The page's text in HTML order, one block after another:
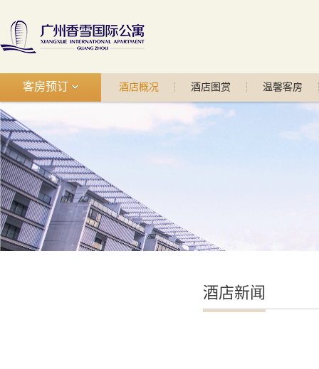
酒店概况 酒店图赏 温馨客房
客房预订
酒店新闻